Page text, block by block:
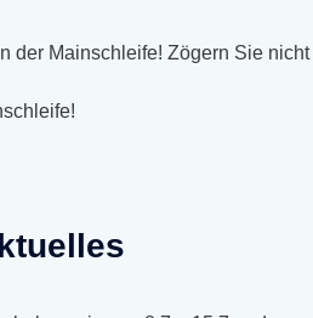
Mainschleife! Zögern Sie